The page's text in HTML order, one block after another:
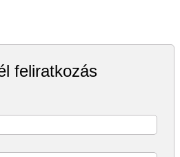
feliratkozás